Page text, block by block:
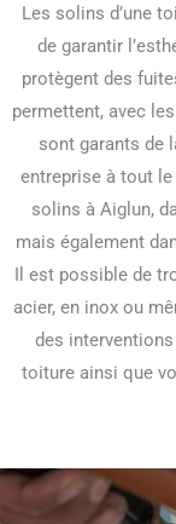
Les solins d’une
de garantir
protègent des
permettent, avec
sont garants de
entreprise à tout
solins à Aiglun,
mais également
Il est possible de
acier, en inox ou
des
toiture ainsi que